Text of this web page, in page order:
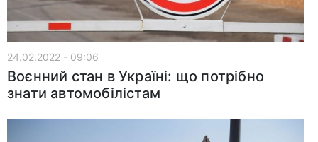
24.02.2022 - 09:06
Воєнний стан в Україні: що потрібно
знати автомобілістам